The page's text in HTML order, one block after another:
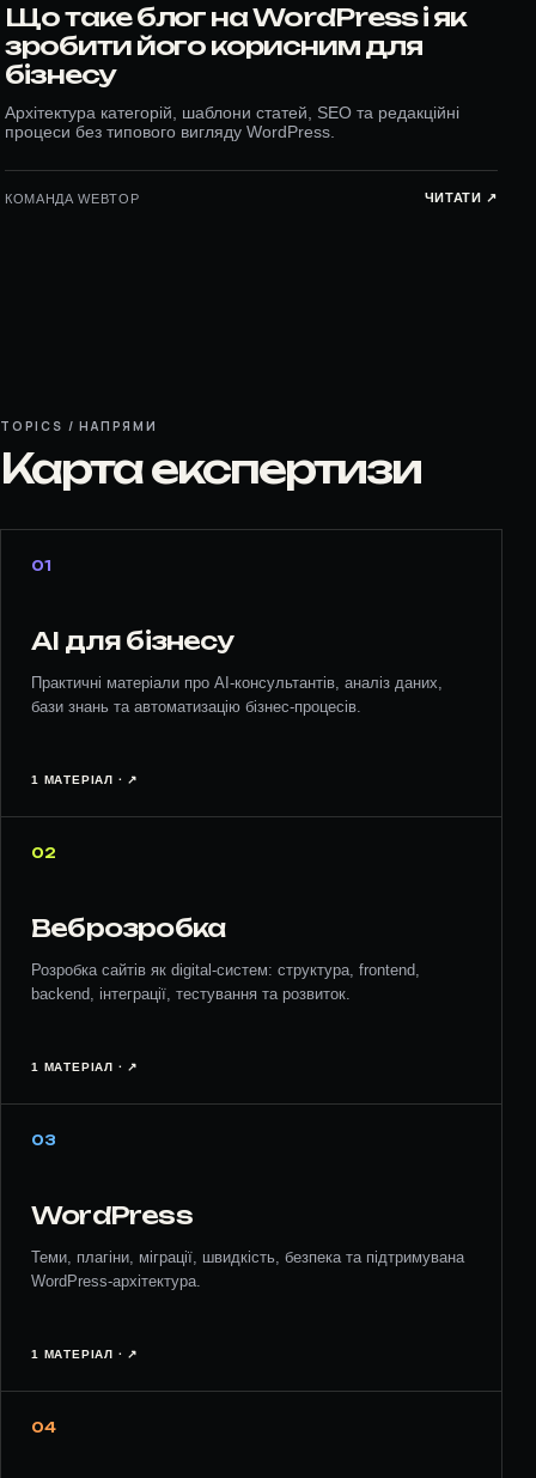
Що таке блог на WordPress і як
зробити його корисним для
бізнесу
Архітектура категорій, шаблони статей, SEO та редакційні
процеси без типового вигляду WordPress.
КОМАНДА WEBTOP ЧИТАТИ ↗︎
TOPICS / НАПРЯМИ
Карта експертизи
01
AI для бізнесу
Практичні матеріали про AI-консультантів, аналіз даних,
бази знань та автоматизацію бізнес-процесів.
1 МАТЕРІАЛ · ↗︎
02
Веброзробка
Розробка сайтів як digital-систем: структура, frontend,
backend, інтеграції, тестування та розвиток.
1 МАТЕРІАЛ · ↗︎
03
WordPress
Теми, плагіни, міграції, швидкість, безпека та підтримувана
WordPress-архітектура.
1 МАТЕРІАЛ · ↗︎
04